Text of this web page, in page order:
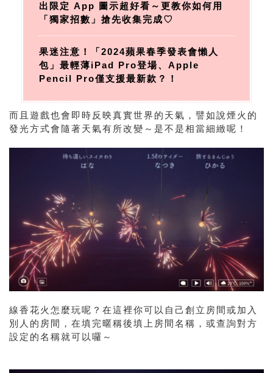
出限定 App 圖示超好看～更教你如何用
「獨家招數」搶先收集完成♡
果迷注意！「2024蘋果春季發表會懶人
包」最輕薄iPad Pro登場、Apple
Pencil Pro僅支援最新款？！
而且遊戲也會即時反映真實世界的天氣，譬如說煙火的
發光方式會隨著天氣有所改變～是不是相當細緻呢！
線香花火怎麼玩呢？在這裡你可以自己創立房間或加入
別人的房間，在填完暱稱後填上房間名稱，或查詢對方
設定的名稱就可以囉～